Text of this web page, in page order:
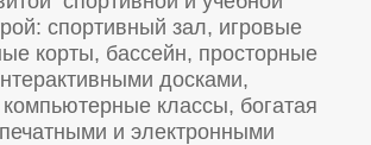
спортивный зал, игровые
корты, бассейн, просторные
досками,
классы, богатая
и электронными